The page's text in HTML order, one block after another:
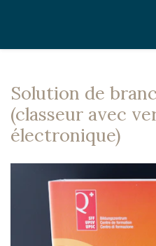
Solution de
(classeur avec
électronique)